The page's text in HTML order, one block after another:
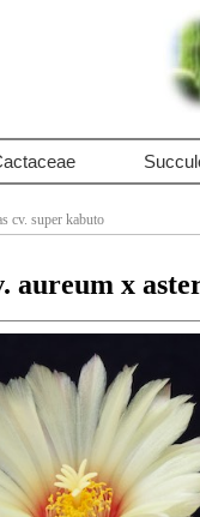
cv. super kabuto
x